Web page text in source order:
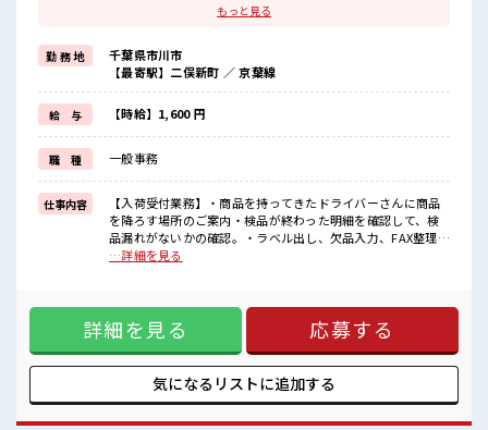
≪無理なく働ける≫
場合によってはお願いすることもありますが、
残業はほとんどナシ！
≪完全週休二日制≫
週末は家族や友人と一緒にプライベート満喫！
≪収入アップを目指せる≫
高時給だらけの派遣のお仕事です！
■職場の雰囲気
休憩室で楽しくランチ♪
時間があれば昼寝もしちゃおう！
持ち物が多いあなたにもぴったり☆
ロッカー付き職場♪
もっと見る
勤 務 地
千葉県市川市
【最寄駅】二俣新町 ／ 京葉線
給 与 【時給】1,600 円
職 種 一般事務
仕事内容
【入荷受付業務】・商品を持ってきたドライバーさんに商品
を降ろす場所のご案内・検品が終わった明細を確認して、検
品漏れがないかの確認。・ラベル出し、欠品入力、FAX整理・
電話対応※主に外部の電話 ■お仕事PR ≪経験を活かせる≫ こ
≫ 場合によってはお願いすることもありますが、 残業はほと
んどナシ！ ≪完全週休二日制≫ 週末は家族や友人と一緒にプ
ライベート満喫！ ≪収入アップを目指せる≫ 高時給だらけの
派遣のお仕事です！ ■職場の雰囲気 休憩室で楽しくランチ♪
時間があれば昼寝もしちゃおう！ 持ち物が多いあなたにもぴ
ったり☆ ロッカー付き職場♪ 残業はほとんどなし！ プライベ
…詳細を見る
詳細を見る 応募する
気になるリストに追加する